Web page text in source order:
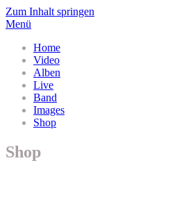
Zum Inhalt springen
Menü
Home
Video
Alben
Live
Band
Images
Shop
Shop